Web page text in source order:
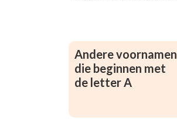
Andere voornamen
die beginnen met
de letter A